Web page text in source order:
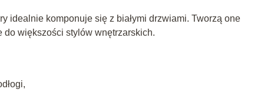
idealnie komponuje się z białymi drzwiami. Tworzą one
większości stylów wnętrzarskich.